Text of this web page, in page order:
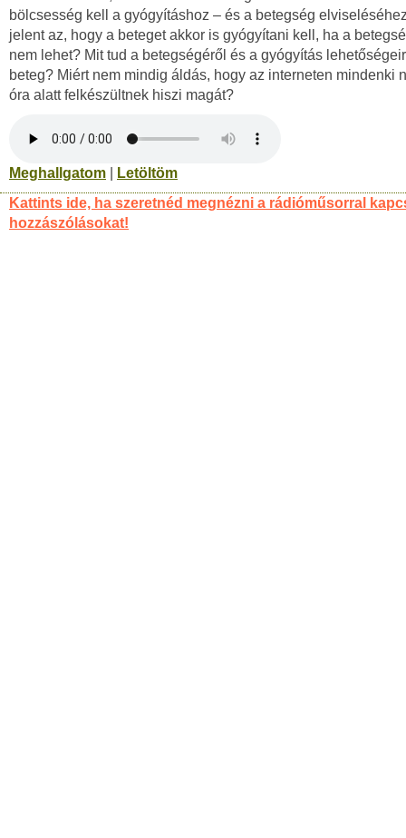
bölcsesség kell a gyógyításhoz – és a betegség
jelent az, hogy a beteget akkor is gyógyítani kell, ha a
nem lehet? Mit tud a betegségéről és a gyógyítás
beteg? Miért nem mindig áldás, hogy az interneten mindenki
óra alatt felkészültnek hiszi magát?
Meghallgatom
Letöltöm
Kattints ide, ha szeretnéd megnézni a rádióműsorral
hozzászólásokat!